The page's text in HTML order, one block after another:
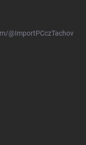
@ImportPCczTachov